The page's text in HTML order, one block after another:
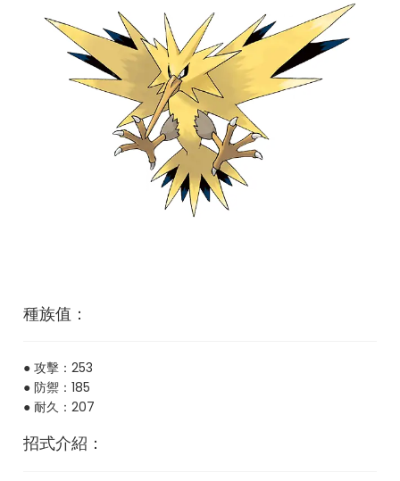
種族值：
● 攻擊：253
● 防禦：185
● 耐久：207
招式介紹：